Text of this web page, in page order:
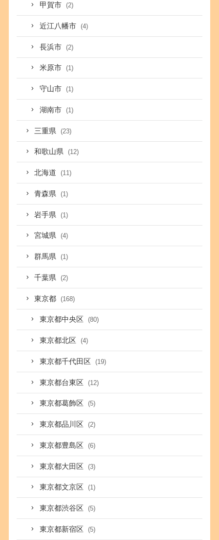
甲賀市 (2)
近江八幡市 (4)
長浜市 (2)
米原市 (1)
守山市 (1)
湖南市 (1)
三重県 (23)
和歌山県 (12)
北海道 (11)
青森県 (1)
岩手県 (1)
宮城県 (4)
群馬県 (1)
千葉県 (2)
東京都 (168)
東京都中央区 (80)
東京都北区 (4)
東京都千代田区 (19)
東京都台東区 (12)
東京都葛飾区 (5)
東京都品川区 (2)
東京都豊島区 (6)
東京都大田区 (3)
東京都文京区 (1)
東京都渋谷区 (5)
東京都新宿区 (5)